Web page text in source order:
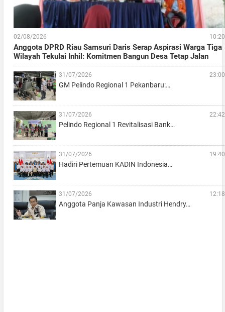
02/08/2026 10:20
Anggota DPRD Riau Samsuri Daris Serap Aspirasi Warga Tiga
Wilayah Tekulai Inhil: Komitmen Bangun Desa Tetap Jalan
31/07/2026 23:00
GM Pelindo Regional 1 Pekanbaru:…
31/07/2026 22:42
Pelindo Regional 1 Revitalisasi Bank…
31/07/2026 19:40
Hadiri Pertemuan KADIN Indonesia…
31/07/2026 12:18
Anggota Panja Kawasan Industri Hendry…